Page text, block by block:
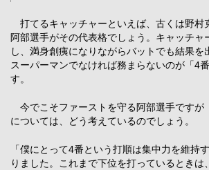
打てるキャッチャーといえば、古くは野村
阿部選手がその代表格でしょう。キャッチャ
し、満身創痍になりながらバットでも結果を
スーパーマンでなければ務まらないのが「4
す。
今でこそファーストを守る阿部選手ですが
については、どう考えているのでしょう。
「僕にとって4番という打順は集中力を維持
りました。これまで下位を打っているときは